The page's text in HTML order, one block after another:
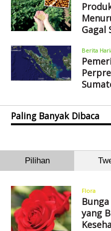
Gagal
Berita
Paling Banyak Dibaca
Pilihan
Flora
yang